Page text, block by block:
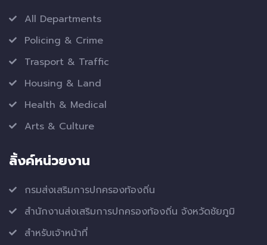
All Departments
Policing & Crime
Trasport & Traffic
Housing & Land
Health & Medical
Arts & Culture
ลิ้งค์หน่วยงาน
กรมส่งเสริมการปกครองท้องถิ่น
สำนักงานส่งเสริมการปกครองท้องถิ่น จังหวัดชัยภูมิ
สำหรับเจ้าหน้าที่